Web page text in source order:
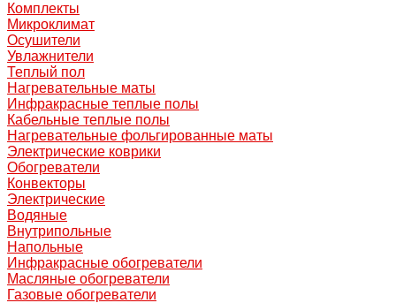
Комплекты
Микроклимат
Осушители
Увлажнители
Теплый пол
Нагревательные маты
Инфракрасные теплые полы
Кабельные теплые полы
Нагревательные фольгированные маты
Электрические коврики
Обогреватели
Конвекторы
Электрические
Водяные
Внутрипольные
Напольные
Инфракрасные обогреватели
Масляные обогреватели
Газовые обогреватели